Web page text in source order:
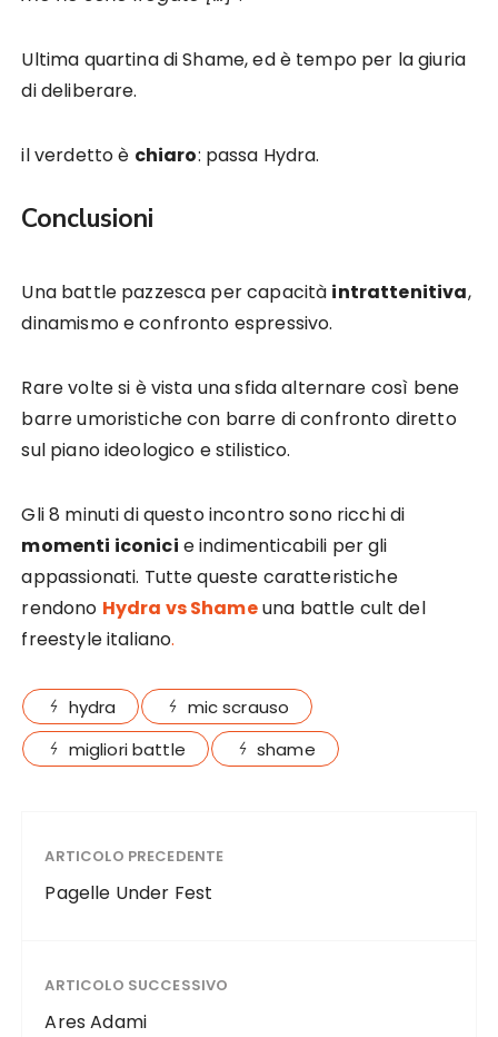
Ultima quartina di Shame, ed è tempo per la giuria
di deliberare.
il verdetto è chiaro: passa Hydra.
Conclusioni
Una battle pazzesca per capacità intrattenitiva,
dinamismo e confronto espressivo.
Rare volte si è vista una sfida alternare così bene
barre umoristiche con barre di confronto diretto
sul piano ideologico e stilistico.
Gli 8 minuti di questo incontro sono ricchi di
momenti iconici e indimenticabili per gli
appassionati. Tutte queste caratteristiche
rendono Hydra vs Shameuna battle cult del
freestyle italiano.
hydra
mic scrauso
migliori battle
shame
ARTICOLO PRECEDENTE
Pagelle Under Fest
ARTICOLO SUCCESSIVO
Ares Adami